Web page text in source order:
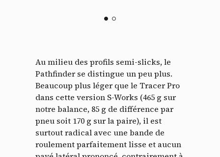
Au milieu des profils semi-slicks, le
Pathfinder se distingue un peu plus.
Beaucoup plus léger que le Tracer Pro
dans cette version S-Works (465 g sur
notre balance, 85 g de différence par
pneu soit 170 g sur la paire), il est
surtout radical avec une bande de
roulement parfaitement lisse et aucun